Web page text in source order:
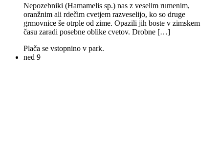
Nepozebniki (Hamamelis sp.) nas z veselim rumenim,
oranžnim ali rdečim cvetjem razveselijo, ko so druge
grmovnice še otrple od zime. Opazili jih boste v zimskem
času zaradi posebne oblike cvetov. Drobne […]
Plača se vstopnino v park.
ned 9